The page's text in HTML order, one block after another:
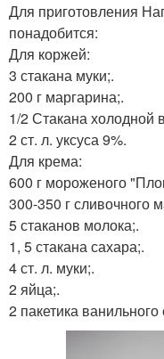
Для приготовления
понадобится:
Для коржей:
3 стакана муки;.
200 г маргарина;.
1/2 Стакана холодной
2 ст. л. уксуса 9%.
Для крема:
600 г мороженого
300-350 г сливочного
5 стаканов молока;.
1, 5 стакана сахара;.
4 ст. л. муки;.
2 яйца;.
2 пакетика ванильного